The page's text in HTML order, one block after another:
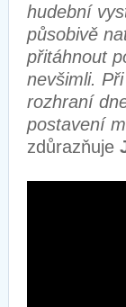
hudební
působivě
přitáhnout
nevšimli.
rozhraní
postavení
zdůrazňuje